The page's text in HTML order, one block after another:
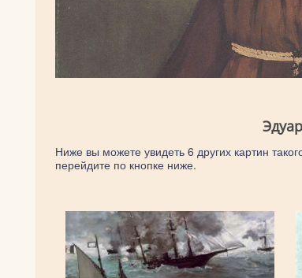
Ниже вы можете увидеть 6 других картин
перейдите по кнопке ниже.